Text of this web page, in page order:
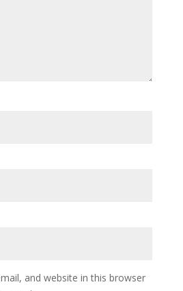
and website in this browser